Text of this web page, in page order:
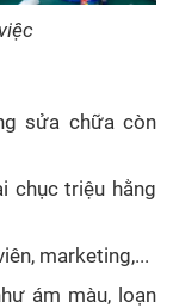
sửa chữa còn
chục triệu hằng
marketing,...
ám màu, loạn